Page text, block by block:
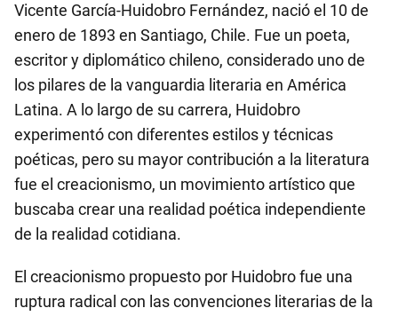
Vicente García-Huidobro Fernández, nació el 10 de
enero de 1893 en Santiago, Chile. Fue un poeta,
escritor y diplomático chileno, considerado uno de
los pilares de la vanguardia literaria en América
Latina. A lo largo de su carrera, Huidobro
experimentó con diferentes estilos y técnicas
poéticas, pero su mayor contribución a la literatura
fue el creacionismo, un movimiento artístico que
buscaba crear una realidad poética independiente
de la realidad cotidiana.
El creacionismo propuesto por Huidobro fue una
ruptura radical con las convenciones literarias de la